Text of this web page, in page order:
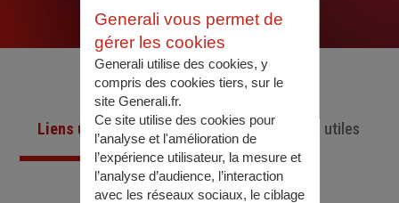
Liens utiles Numéro de téléphone utiles
Generali vous permet de
gérer les cookies
Generali utilise des cookies, y
compris des cookies tiers, sur le
site Generali.fr.
Ce site utilise des cookies pour
l’analyse et l'amélioration de
l’expérience utilisateur, la mesure et
l’analyse d’audience, l’interaction
avec les réseaux sociaux, le ciblage